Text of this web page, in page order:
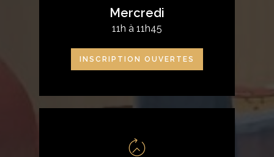
Mercredi
11h à 11h45
INSCRIPTION OUVERTES